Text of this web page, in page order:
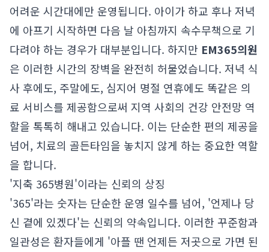
어려운 시간대에만 운영됩니다. 아이가 하교 후나 저녁
에 아프기 시작하면 다음 날 아침까지 속수무책으로 기
다려야 하는 경우가 대부분입니다. 하지만 EM365의원
은 이러한 시간의 장벽을 완전히 허물었습니다. 저녁 식
사 후에도, 주말에도, 심지어 명절 연휴에도 똑같은 의
료 서비스를 제공함으로써 지역 사회의 건강 안전망 역
할을 톡톡히 해내고 있습니다. 이는 단순한 편의 제공을
넘어, 치료의 골든타임을 놓치지 않게 하는 중요한 역할
을 합니다.
'지축 365병원'이라는 신뢰의 상징
'365'라는 숫자는 단순한 운영 일수를 넘어, '언제나 당
신 곁에 있겠다'는 신뢰의 약속입니다. 이러한 꾸준함과
일관성은 환자들에게 '아플 땐 언제든 저곳으로 가면 된